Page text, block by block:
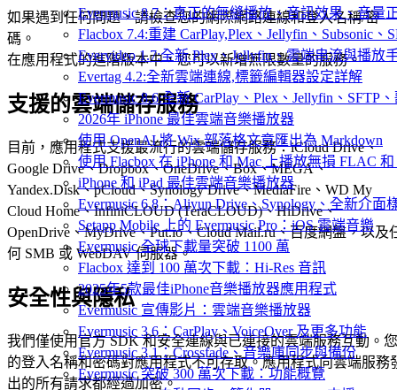
Evermusic 8.7：真正的無縫播放、音訊效果、音量
Flacbox 7.4:重建 CarPlay,Plex、Jellyfin、Subsonic、
Evervideo 1.7:全新 Plex、Jellyfin、雲端串流與播放
Evertag 4.2:全新雲端連線,標籤編輯器設定詳解
Evermusic 8.6:全新 CarPlay、Plex、Jellyfin、SFTP
2026年 iPhone 最佳雲端音樂播放器
使用 OpenAI 將 Wix 部落格文章匯出為 Markdown
使用 Flacbox 在 iPhone 和 Mac 上播放無損 FLAC
iPhone 和 iPad 最佳雲端音樂播放器
Evermusic 6.8：Aliyun Drive、Synology、全新介面
Setapp Mobile 上的 Evermusic Pro：iOS 雲端音樂
Evermusic 全球下載量突破 1100 萬
Flacbox 達到 100 萬次下載：Hi-Res 音訊
2025年5款最佳iPhone音樂播放器應用程式
Evermusic 宣傳影片：雲端音樂播放器
Evermusic 3.6：CarPlay、VoiceOver 及更多功能
Evermusic 3.1：Crossfade、音樂庫同步與備份
Evermusic 突破 300 萬次下載：功能概覽
如果遇到任何問題，請檢查您的網際網路連線和登入名稱/密
碼。
在應用程式的進階版本中，您可以新增無限數量的服務。
支援的雲端儲存服務
目前，應用程式支援最流行的雲端儲存服務：iCloud Drive、
Google Drive、Dropbox、OneDrive、Box、MEGA、
Yandex.Disk、pCloud、Synology Drive、MediaFire、WD My
Cloud Home、InfiniCLOUD (TeraCLOUD)、HiDrive、
OpenDrive、MyDrive、Put.io、Cloud Mail.ru、百度網盤，以及
何 SMB 或 WebDAV 伺服器。
安全性與隱私
我們僅使用官方 SDK 和安全連線與已連接的雲端服務互動。您
的登入名稱和密碼對應用程式不可存取。應用程式向雲端服務
出的所有請求都經過加密。